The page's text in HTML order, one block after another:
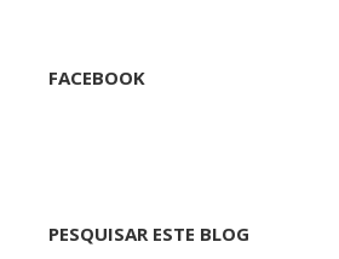
FACEBOOK
PESQUISAR ESTE BLOG